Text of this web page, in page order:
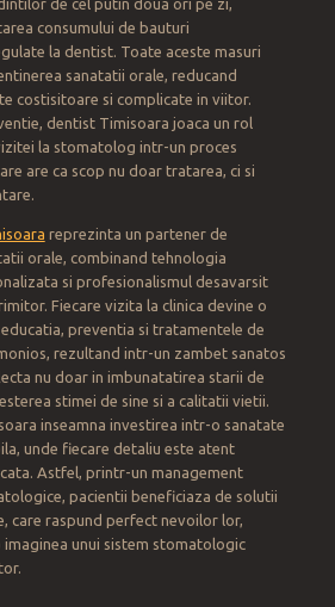
consumului de bauturi
la dentist. Toate aceste masuri
sanatatii orale, reducand
costisitoare si complicate in viitor.
dentist Timisoara joaca un rol
la stomatolog intr-un proces
are ca scop nu doar tratarea, ci si
reprezinta un partener de
orale, combinand tehnologia
si profesionalismul desavarsit
Fiecare vizita la clinica devine o
preventia si tratamentele de
rezultand intr-un zambet sanatos
nu doar in imbunatatirea starii de
stimei de sine si a calitatii vietii.
inseamna investirea intr-o sanatate
unde fiecare detaliu este atent
Astfel, printr-un management
pacientii beneficiaza de solutii
care raspund perfect nevoilor lor,
unui sistem stomatologic